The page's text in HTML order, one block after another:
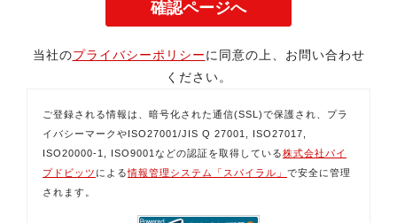
当社のプライバシーポリシーに同意の上、お問い合わせ
ください。
ご登録される情報は、暗号化された通信(SSL)で保護され、プラ
イバシーマークやISO27001/JIS Q 27001, ISO27017,
ISO20000-1, ISO9001などの認証を取得している株式会社パイ
プドビッツ による情報管理システム「スパイラル」 で安全に管理
されます。